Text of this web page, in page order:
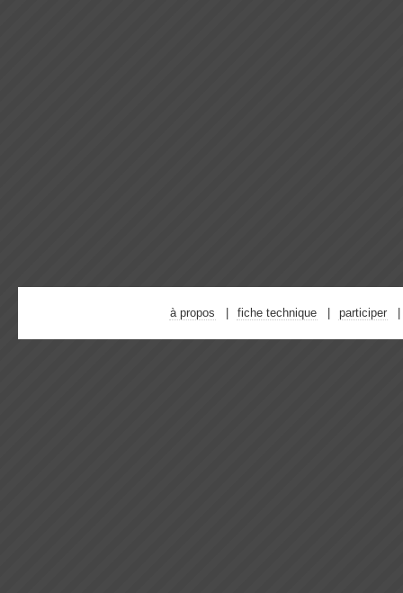
à propos fiche technique participer